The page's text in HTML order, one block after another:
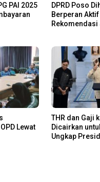
PAI 2025
DPRD Poso
Berperan
Rekomendasi
Lewat
THR dan Gaji
Dicairkan
Ungkap